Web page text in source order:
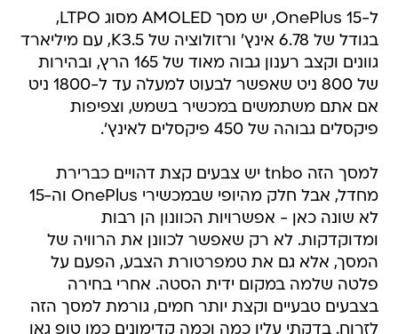
ל-OnePlus 15, יש מסך AMOLED מסוג LTPO,
בגודל של 6.78 אינץ' ורזולוציה של K3.5, עם מיליארד
גוונים וקצב רענון גבוה מאוד של 165 הרץ, ובהירות
של 800 ניט שאפשר לבעוט למעלה עד ל-1800 ניט
אם אתם משתמשים במכשיר בשמש, וצפיפות
פיקסלים גבוהה של 450 פיקסלים לאינץ'.
למסך הזה tnbo יש צבעים קצת דהויים כברירת
מחדל, אבל חלק מהיופי שבמכשירי OnePlus וה-15
לא שונה כאן - אפשרויות הכוונון הן רבות
ומדוקדקות. לא רק שאפשר לכוונן את הרוויה של
המסך, אלא גם את טמפרטורת הצבע, הפעם על
פלטה שלמה במקום ידית הסטה. אחרי בחירה
בצבעים טבעיים וקצת יותר חמים, גורמת למסך הזה
לזרוח. בדקתי עליו כמה וכמה קדימונים כמו טופ גאן